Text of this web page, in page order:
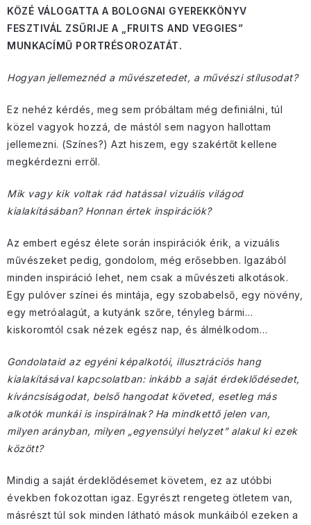
KÖZÉ VÁLOGATTA A BOLOGNAI GYEREKKÖNYV
FESZTIVÁL ZSŰRIJE A „FRUITS AND VEGGIES”
MUNKACÍMŰ PORTRÉSOROZATÁT.
Hogyan jellemeznéd a művészetedet, a művészi stílusodat?
Ez nehéz kérdés, meg sem próbáltam még definiálni, túl
közel vagyok hozzá, de mástól sem nagyon hallottam
jellemezni. (Színes?) Azt hiszem, egy szakértőt kellene
megkérdezni erről.
Mik vagy kik voltak rád hatással vizuális világod
kialakításában? Honnan értek inspirációk?
Az embert egész élete során inspirációk érik, a vizuális
művészeket pedig, gondolom, még erősebben. Igazából
minden inspiráció lehet, nem csak a művészeti alkotások.
Egy pulóver színei és mintája, egy szobabelső, egy növény,
egy metróalagút, a kutyánk szőre, tényleg bármi…
kiskoromtól csak nézek egész nap, és álmélkodom…
Gondolataid az egyéni képalkotói, illusztrációs hang
kialakításával kapcsolatban: inkább a saját érdeklődésedet,
kíváncsiságodat, belső hangodat követed, esetleg más
alkotók munkái is inspirálnak? Ha mindkettő jelen van,
milyen arányban, milyen „egyensúlyi helyzet” alakul ki ezek
között?
Mindig a saját érdeklődésemet követem, ez az utóbbi
években fokozottan igaz. Egyrészt rengeteg ötletem van,
másrészt túl sok minden látható mások munkáiból ezeken a